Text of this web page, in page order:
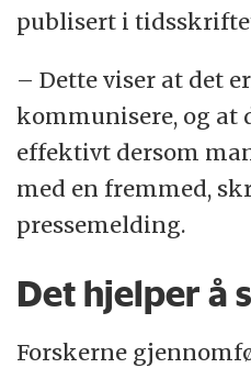
publisert i
– Dette viser at det
kommunisere, og at
effektivt dersom
med en fremmed,
pressemelding.
Det hjelper å
Forskerne